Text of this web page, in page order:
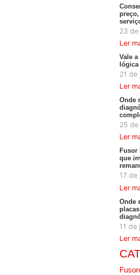
23
Ler
Vale
21 de
Ler
Onde
25
Ler
Fusor
que
17 de
Ler
Onde
11 de
Ler